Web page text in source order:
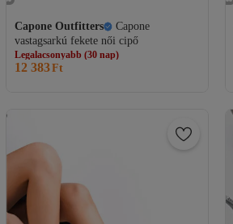
Capone Outfitters
Capone
vastagsarkú fekete női cipő
Legalacsonyabb (30 nap)
Ingyenes szállítás
Legalacsonyabb (30 nap)
12 383Ft